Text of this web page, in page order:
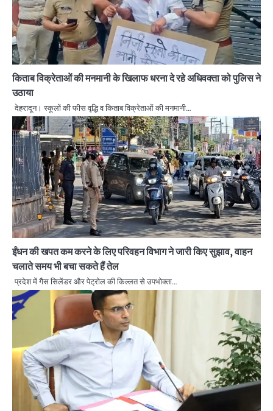
किताब विक्रेताओं की मनमानी के खिलाफ धरना दे रहे अधिवक्ता को पुलिस ने
उठाया
देहरादून। स्कूलों की फीस वृद्धि व किताब विक्रेताओं की मनमानी…
ईंधन की खपत कम करने के लिए परिवहन विभाग ने जारी किए सुझाव, वाहन
चलाते समय भी बचा सकते हैं तेल
प्रदेश में गैस सिलेंडर और पेट्रोल की किल्लत से उपभोक्ता…